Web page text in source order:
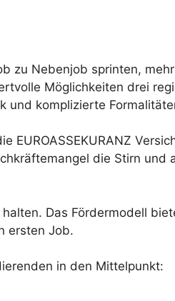
zu Nebenjob sprinten,
Möglichkeiten drei
und komplizierte
die Stirn
Das Fördermodell
ersten Job.
in den Mittelpunkt: